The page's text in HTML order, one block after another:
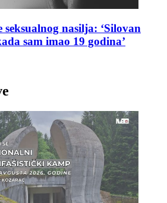
nasilja: ‘Silovan
sam imao 19 godina’